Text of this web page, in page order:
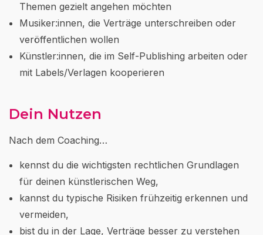
Themen gezielt angehen möchten
Musiker:innen, die Verträge unterschreiben oder
veröffentlichen wollen
Künstler:innen, die im Self-Publishing arbeiten oder
mit Labels/Verlagen kooperieren
Dein Nutzen
Nach dem Coaching…
kennst du die wichtigsten rechtlichen Grundlagen
für deinen künstlerischen Weg,
kannst du typische Risiken frühzeitig erkennen und
vermeiden,
bist du in der Lage, Verträge besser zu verstehen